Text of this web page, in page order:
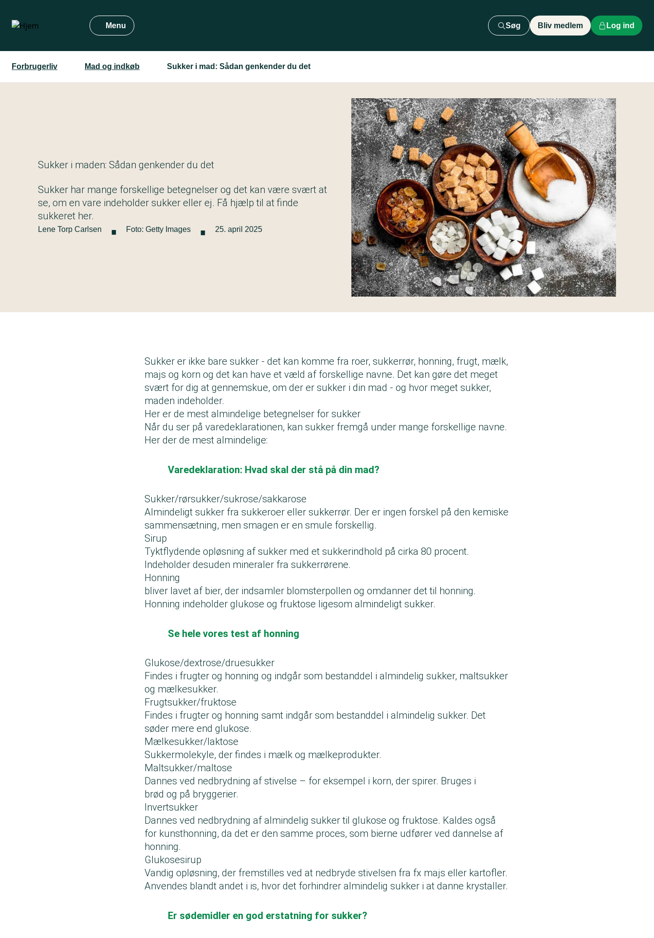
hovedindhold
Menu Søg Bliv medlem Log ind
Forbrugerliv Mad og indkøb Sukker i mad: Sådan genkender du det
Sukker i maden: Sådan genkender du det
Sukker har mange forskellige betegnelser og det kan være svært at
se, om en vare indeholder sukker eller ej. Få hjælp til at finde
sukkeret her.
Lene Torp Carlsen · Foto: Getty Images · 25. april 2025
Sukker er ikke bare sukker - det kan komme fra roer, sukkerrør, honning, frugt, mælk,
majs og korn og det kan have et væld af forskellige navne. Det kan gøre det meget
svært for dig at gennemskue, om der er sukker i din mad - og hvor meget sukker,
maden indeholder.
Her er de mest almindelige betegnelser for sukker
Når du ser på varedeklarationen, kan sukker fremgå under mange forskellige navne.
Her der de mest almindelige:
Varedeklaration: Hvad skal der stå på din mad?
Sukker/rørsukker/sukrose/sakkarose
Almindeligt sukker fra sukkeroer eller sukkerrør. Der er ingen forskel på den kemiske
sammensætning, men smagen er en smule forskellig.
Sirup
Tyktflydende opløsning af sukker med et sukkerindhold på cirka 80 procent.
Indeholder desuden mineraler fra sukkerrørene.
Honning
bliver lavet af bier, der indsamler blomsterpollen og omdanner det til honning.
Honning indeholder glukose og fruktose ligesom almindeligt sukker.
Se hele vores test af honning
Glukose/dextrose/druesukker
Findes i frugter og honning og indgår som bestanddel i almindelig sukker, maltsukker
og mælkesukker.
Frugtsukker/fruktose
Findes i frugter og honning samt indgår som bestanddel i almindelig sukker. Det
søder mere end glukose.
Mælkesukker/laktose
Sukkermolekyle, der findes i mælk og mælkeprodukter.
Maltsukker/maltose
Dannes ved nedbrydning af stivelse – for eksempel i korn, der spirer. Bruges i
brød og på bryggerier.
Invertsukker
Dannes ved nedbrydning af almindelig sukker til glukose og fruktose. Kaldes også
for kunsthonning, da det er den samme proces, som bierne udfører ved dannelse af
honning.
Glukosesirup
Vandig opløsning, der fremstilles ved at nedbryde stivelsen fra fx majs eller kartofler.
Anvendes blandt andet i is, hvor det forhindrer almindelig sukker i at danne krystaller.
Er sødemidler en god erstatning for sukker?